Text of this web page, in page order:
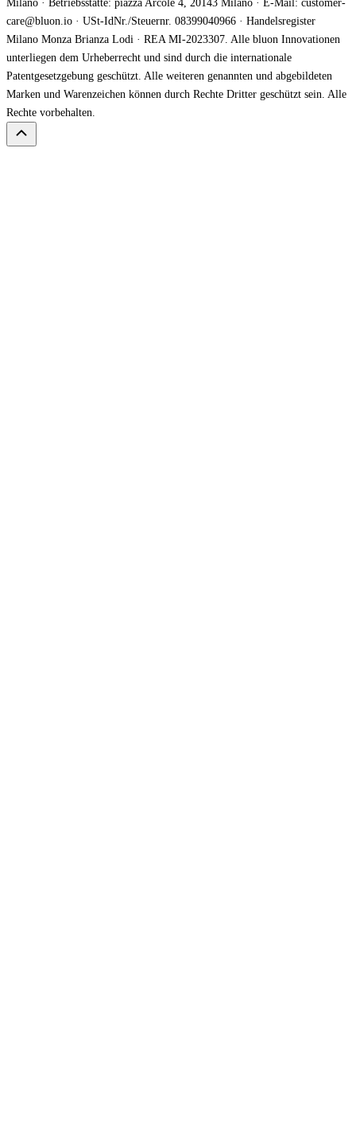
Milano · Betriebsstätte: piazza Arcole 4, 20143 Milano · E-Mail: customer-
care@bluon.io · USt-IdNr./Steuernr. 08399040966 · Handelsregister
Milano Monza Brianza Lodi · REA MI-2023307. Alle bluon Innovationen
unterliegen dem Urheberrecht und sind durch die internationale
Patentgesetzgebung geschützt. Alle weiteren genannten und abgebildeten
Marken und Warenzeichen können durch Rechte Dritter geschützt sein. Alle
Rechte vorbehalten.